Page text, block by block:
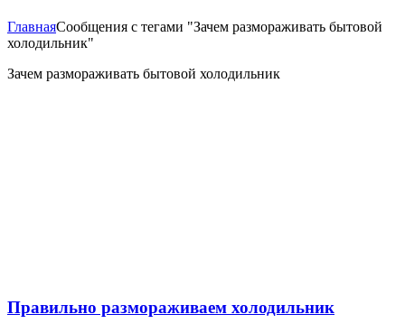
ГлавнаяСообщения с тегами "Зачем размораживать бытовой
холодильник"
Зачем размораживать бытовой холодильник
Правильно размораживаем холодильник